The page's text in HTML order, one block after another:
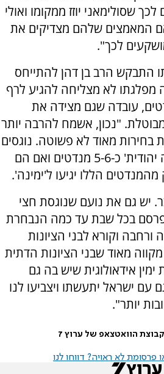
שסולימאני יוזז ממקומו ואולי
המאמצים שלהם מצדיקים את
לכך".
התבקש הרב בן דהן להתייחס
מפלגתו לא מצליחה להגיע לרף
של 10-11 מנדטים, עובדה שגם מצידה את
"נכון, אשמח להרבה יותר
בחירות מאוד לא פשוטה. נוגסים
בנו גם 'זהות', גם 'עצמה יהודית' כ-5-6 מנדטים ואם הם
מהמנדטים הללו יגיעו ל'ימינה'.
יש גם את נועם שנוגסת חצי
בכל שבת עד כמה הנבחרת
ורחבה וקורא לבני הציונות
מאוד שבני הציונות הדתית
אידאולוגית שיש בה גם
עם ישראל יתעשתו ויצביעו לנו
יותר".
הוואטצאפ של ערוץ 7
לא ראויה? דווחו לנו